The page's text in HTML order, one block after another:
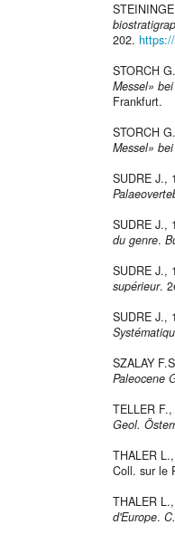
202.
STORCH
Messel»
Frankfurt.
STORCH
Messel»
SUDRE
SUDRE
du genre.
SUDRE
supérieur.
SUDRE
SZALAY
Paleocene
TELLER
Geol.
THALER
Coll. sur le
THALER
d'Europe.